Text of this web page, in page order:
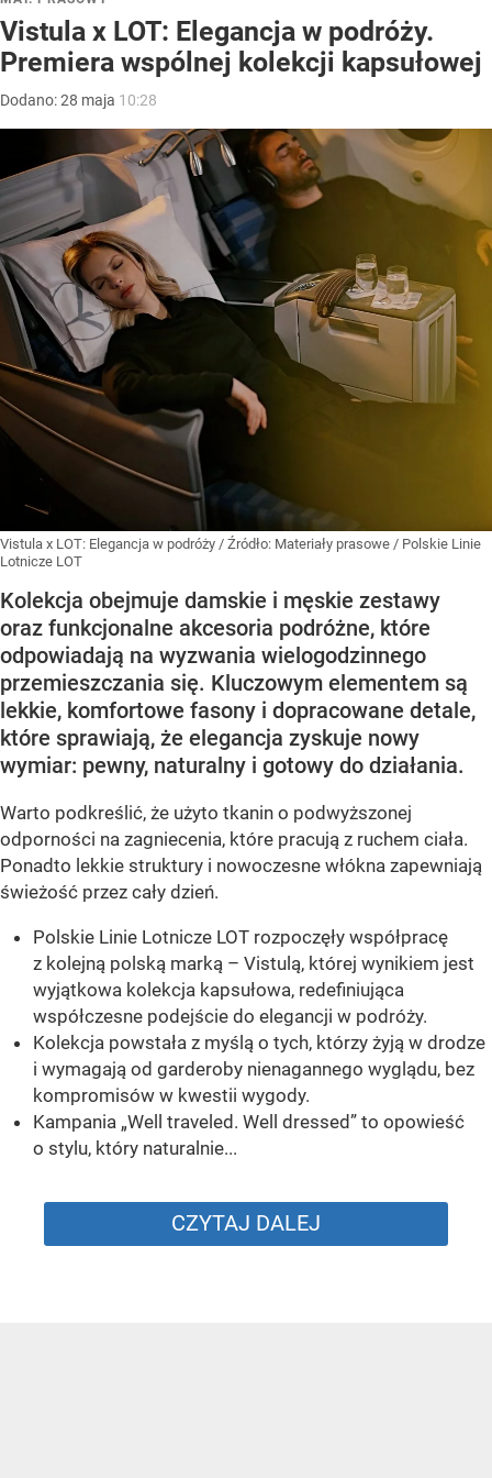
Vistula x LOT: Elegancja w podróży.
Premiera wspólnej kolekcji kapsułowej
Dodano:28 maja 10:28
Vistula x LOT: Elegancja w podróży / Źródło: Materiały prasowe / Polskie Linie
Lotnicze LOT
Kolekcja obejmuje damskie i męskie zestawy
oraz funkcjonalne akcesoria podróżne, które
odpowiadają na wyzwania wielogodzinnego
przemieszczania się. Kluczowym elementem są
lekkie, komfortowe fasony i dopracowane detale,
które sprawiają, że elegancja zyskuje nowy
wymiar: pewny, naturalny i gotowy do działania.
Warto podkreślić, że użyto tkanin o podwyższonej
odporności na zagniecenia, które pracują z ruchem ciała.
Ponadto lekkie struktury i nowoczesne włókna zapewniają
świeżość przez cały dzień.
Polskie Linie Lotnicze LOT rozpoczęły współpracę
z kolejną polską marką – Vistulą, której wynikiem jest
wyjątkowa kolekcja kapsułowa, redefiniująca
współczesne podejście do elegancji w podróży.
Kolekcja powstała z myślą o tych, którzy żyją w drodze
i wymagają od garderoby nienagannego wyglądu, bez
kompromisów w kwestii wygody.
Kampania „Well traveled. Well dressed” to opowieść
o stylu, który naturalnie...
CZYTAJ DALEJ